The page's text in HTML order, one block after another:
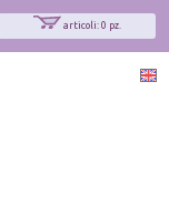
articoli: 0 pz.